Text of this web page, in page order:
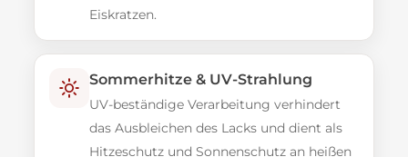
Eiskratzen.
Sommerhitze & UV-Strahlung
UV-beständige Verarbeitung verhindert
das Ausbleichen des Lacks und dient als
Hitzeschutz und Sonnenschutz an heißen